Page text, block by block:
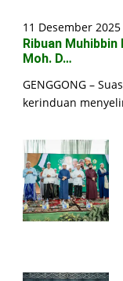
11 Desember 2025
Ribuan
Moh. D…
GENGGONG –
kerinduan